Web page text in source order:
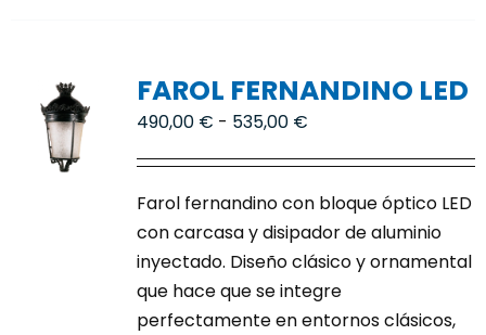
Las
opciones
pueden
elegir
en
la
página
de
FAROL FERNANDINO LED
490,00 € - 535,00 €Rango
desde
490,00 €
hasta
535,00 €
Farol fernandino con bloque óptico LED
con carcasa y disipador de aluminio
inyectado. Diseño clásico y ornamental
que hace que se integre
perfectamente en entornos clásicos,